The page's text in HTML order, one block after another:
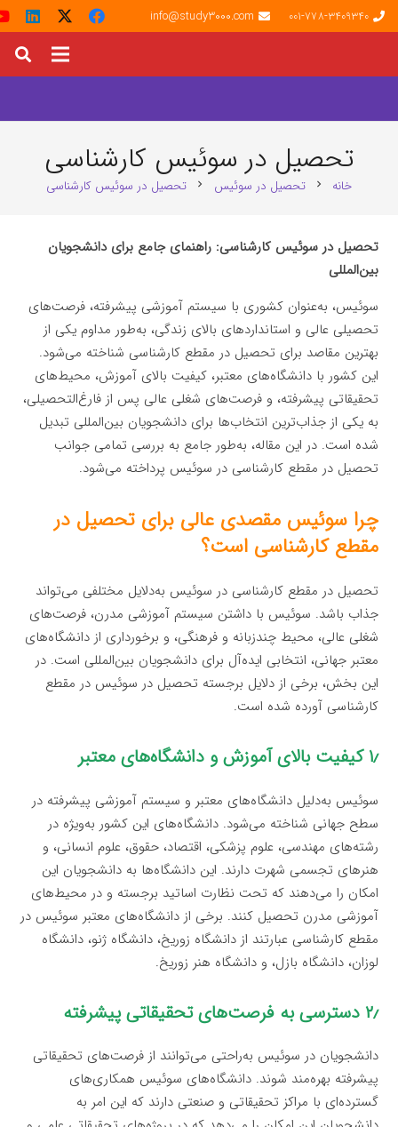
001-778-3409340
info@study3000.com
تحصیل در سوئیس کارشناسی
خانه chevron_right تحصیل در سوئیس chevron_right تحصیل در سوئیس کارشناسی
تحصیل در سوئیس کارشناسی: راهنمای جامع برای دانشجویان
بین‌المللی
سوئیس، به‌عنوان کشوری با سیستم آموزشی پیشرفته، فرصت‌های
تحصیلی عالی و استانداردهای بالای زندگی، به‌طور مداوم یکی از
بهترین مقاصد برای تحصیل در مقطع کارشناسی شناخته می‌شود.
این کشور با دانشگاه‌های معتبر، کیفیت بالای آموزش، محیط‌های
تحقیقاتی پیشرفته، و فرصت‌های شغلی عالی پس از فارغ‌التحصیلی،
به یکی از جذاب‌ترین انتخاب‌ها برای دانشجویان بین‌المللی تبدیل
شده است. در این مقاله، به‌طور جامع به بررسی تمامی جوانب
تحصیل در مقطع کارشناسی در سوئیس پرداخته می‌شود.
چرا سوئیس مقصدی عالی برای تحصیل در
مقطع کارشناسی است؟
تحصیل در مقطع کارشناسی در سوئیس به‌دلایل مختلفی می‌تواند
جذاب باشد. سوئیس با داشتن سیستم آموزشی مدرن، فرصت‌های
شغلی عالی، محیط چندزبانه و فرهنگی، و برخورداری از دانشگاه‌های
معتبر جهانی، انتخابی ایده‌آل برای دانشجویان بین‌المللی است. در
این بخش، برخی از دلایل برجسته تحصیل در سوئیس در مقطع
کارشناسی آورده شده است.
۱٫ کیفیت بالای آموزش و دانشگاه‌های معتبر
سوئیس به‌دلیل دانشگاه‌های معتبر و سیستم آموزشی پیشرفته در
سطح جهانی شناخته می‌شود. دانشگاه‌های این کشور به‌ویژه در
رشته‌های مهندسی، علوم پزشکی، اقتصاد، حقوق، علوم انسانی، و
هنرهای تجسمی شهرت دارند. این دانشگاه‌ها به دانشجویان این
امکان را می‌دهند که تحت نظارت اساتید برجسته و در محیط‌های
آموزشی مدرن تحصیل کنند. برخی از دانشگاه‌های معتبر سوئیس در
مقطع کارشناسی عبارتند از دانشگاه زوریخ، دانشگاه ژنو، دانشگاه
لوزان، دانشگاه بازل، و دانشگاه هنر زوریخ.
۲٫ دسترسی به فرصت‌های تحقیقاتی پیشرفته
دانشجویان در سوئیس به‌راحتی می‌توانند از فرصت‌های تحقیقاتی
پیشرفته بهره‌مند شوند. دانشگاه‌های سوئیس همکاری‌های
گسترده‌ای با مراکز تحقیقاتی و صنعتی دارند که این امر به